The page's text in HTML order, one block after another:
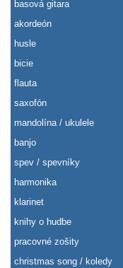
basová gitara
akordeón
husle
bicie
flauta
saxofón
mandolína / ukulele
banjo
spev / spevníky
harmonika
klarinet
knihy o hudbe
pracovné zošity
christmas song / koledy